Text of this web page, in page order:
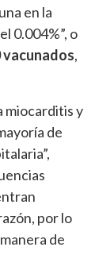
en la
0.004%”, o
vacunados,
miocarditis y
de
por lo
de